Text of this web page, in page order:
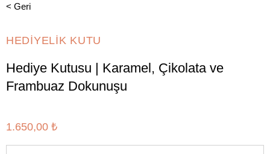
< Geri
HEDİYELİK KUTU
Hediye Kutusu | Karamel, Çikolata ve
Frambuaz Dokunuşu
1.650,00 ₺